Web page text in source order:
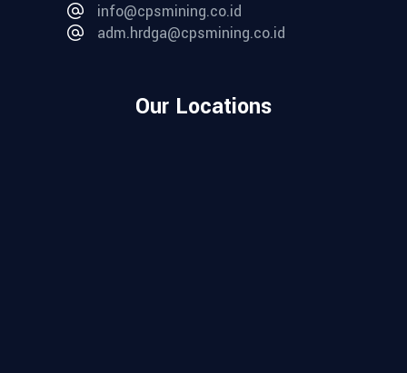
info@cpsmining.co.id
adm.hrdga@cpsmining.co.id
Our Locations